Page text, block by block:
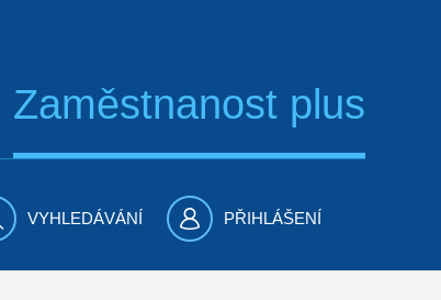
Zaměstnanost plus
VYHLEDÁVÁNÍ PŘIHLÁŠENÍ